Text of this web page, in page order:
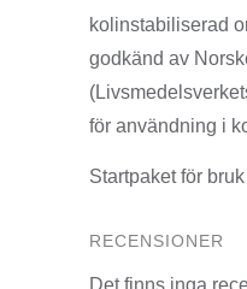
kolinstabiliserad
godkänd av
för användning i
Startpaket för
RECENSIONER
Det finns inga